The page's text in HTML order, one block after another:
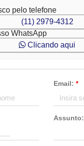
pelo telefone
(11) 2979-4312
WhatsApp
Clicando aqui
Email: *
Assunto: